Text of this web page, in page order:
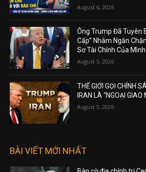
August 6, 2026
Ông Trump Đã Tuyên
Cấp” Nhằm Ngăn
Sơ Tài Chính Của
August 5, 2026
THẾ GIỚI GỌI CHÍNH
IRAN LÀ “NGOẠI GIAO
August 5, 2026
BÀI VIẾT MỚI NHẤT